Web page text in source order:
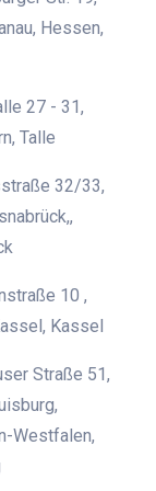
Hessen,
27 - 31,
Talle
32/33,
10 ,
Kassel
Straße 51,
Westfalen,